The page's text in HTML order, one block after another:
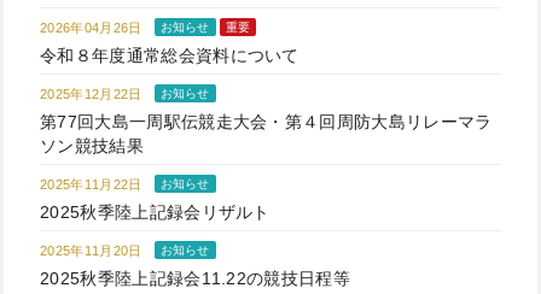
2026年04月26日 お知らせ 重要
令和８年度通常総会資料について
2025年12月22日 お知らせ
第77回大島一周駅伝競走大会・第４回周防大島リレーマラ
ソン競技結果
2025年11月22日 お知らせ
2025秋季陸上記録会リザルト
2025年11月20日 お知らせ
2025秋季陸上記録会11.22の競技日程等